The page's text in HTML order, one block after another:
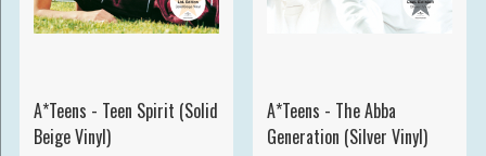
A*Teens - Teen Spirit (Solid
Beige Vinyl)
A*Teens - The Abba
Generation (Silver Vinyl)